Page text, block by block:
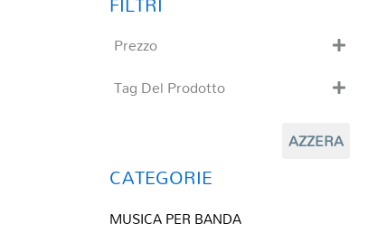
Prezzo
Tag Del Prodotto
Composizioni originali
QR base
AZZERA
CATEGORIE
MUSICA PER BANDA